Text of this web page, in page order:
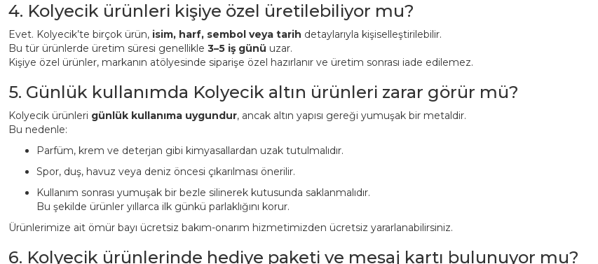
4. Kolyecik ürünleri kişiye özel üretilebiliyor mu?
Evet. Kolyecik’te birçok ürün, isim, harf, sembol veya tarih detaylarıyla kişiselleştirilebilir.
Bu tür ürünlerde üretim süresi genellikle 3–5 iş günü uzar.
Kişiye özel ürünler, markanın atölyesinde siparişe özel hazırlanır ve üretim sonrası iade edilemez.
5. Günlük kullanımda Kolyecik altın ürünleri zarar görür mü?
Kolyecik ürünleri günlük kullanıma uygundur, ancak altın yapısı gereği yumuşak bir metaldir.
Bu nedenle:
Parfüm, krem ve deterjan gibi kimyasallardan uzak tutulmalıdır.
Spor, duş, havuz veya deniz öncesi çıkarılması önerilir.
Kullanım sonrası yumuşak bir bezle silinerek kutusunda saklanmalıdır.
Bu şekilde ürünler yıllarca ilk günkü parlaklığını korur.
Ürünlerimize ait ömür bayı ücretsiz bakım-onarım hizmetimizden ücretsiz yararlanabilirsiniz.
6. Kolyecik ürünlerinde hediye paketi ve mesaj kartı bulunuyor mu?